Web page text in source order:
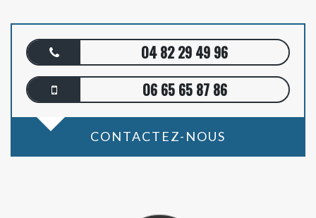
04 82 29 49 96
06 65 65 87 86
CONTACTEZ-NOUS